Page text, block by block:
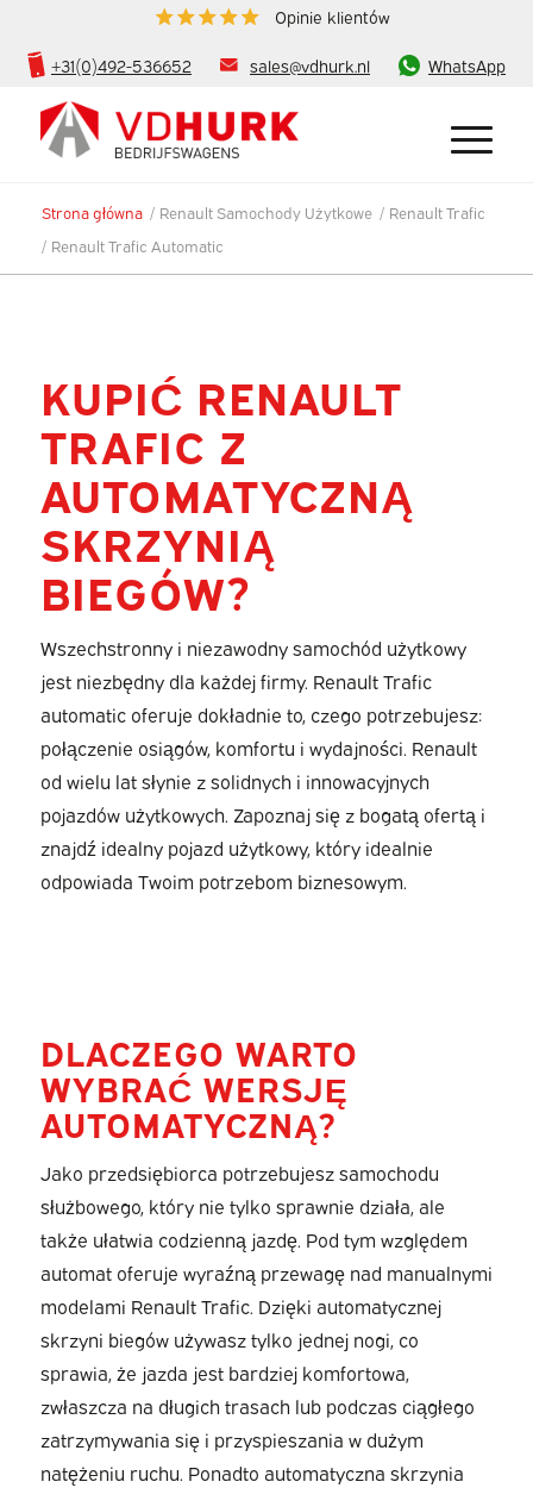
Opinie klientów
+31(0)492-536652 sales@vdhurk.nl WhatsApp
Strona główna / Renault Samochody Użytkowe / Renault Trafic
/ Renault Trafic Automatic
KUPIĆ RENAULT
TRAFIC Z
AUTOMATYCZNĄ
SKRZYNIĄ
BIEGÓW?
Wszechstronny i niezawodny samochód użytkowy
jest niezbędny dla każdej firmy. Renault Trafic
automatic oferuje dokładnie to, czego potrzebujesz:
połączenie osiągów, komfortu i wydajności. Renault
od wielu lat słynie z solidnych i innowacyjnych
pojazdów użytkowych. Zapoznaj się z bogatą ofertą i
znajdź idealny pojazd użytkowy, który idealnie
odpowiada Twoim potrzebom biznesowym.
DLACZEGO WARTO
WYBRAĆ WERSJĘ
AUTOMATYCZNĄ?
Jako przedsiębiorca potrzebujesz samochodu
służbowego, który nie tylko sprawnie działa, ale
także ułatwia codzienną jazdę. Pod tym względem
automat oferuje wyraźną przewagę nad manualnymi
modelami Renault Trafic. Dzięki automatycznej
skrzyni biegów używasz tylko jednej nogi, co
sprawia, że jazda jest bardziej komfortowa,
zwłaszcza na długich trasach lub podczas ciągłego
zatrzymywania się i przyspieszania w dużym
natężeniu ruchu. Ponadto automatyczna skrzynia